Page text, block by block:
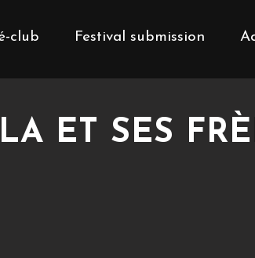
club Festival submission
ET SES